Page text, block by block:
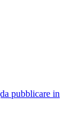
pubblicare in